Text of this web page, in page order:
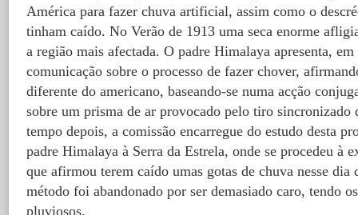
América para fazer chuva artificial, assim como o
tinham caído. No Verão de 1913 uma seca enorme
a região mais afectada. O padre Himalaya apresenta,
comunicação sobre o processo de fazer chover,
diferente do americano, baseando-se numa acção
sobre um prisma de ar provocado pelo tiro sincronizado
tempo depois, a comissão encarregue do estudo desta
padre Himalaya à Serra da Estrela, onde se procedeu à
que afirmou terem caído umas gotas de chuva nesse dia
método foi abandonado por ser demasiado caro, tendo
pluviosos.